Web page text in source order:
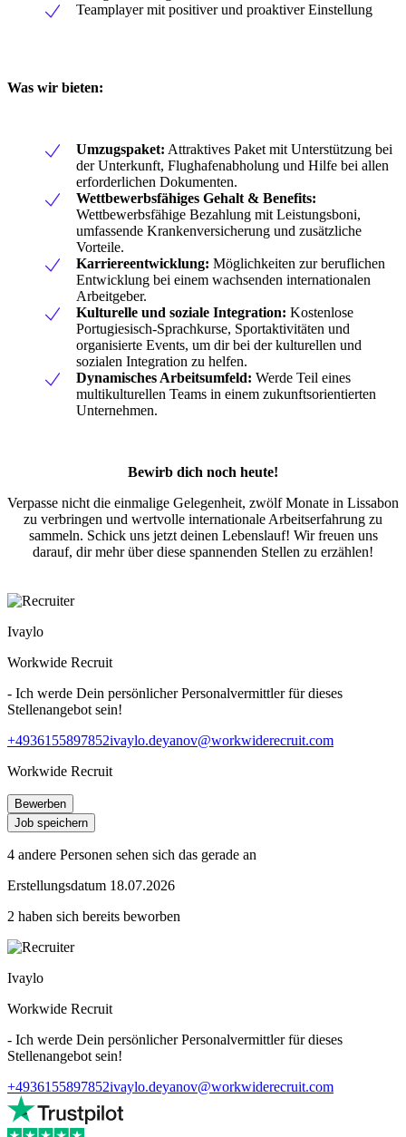
Teamplayer mit positiver und proaktiver Einstellung
Was wir bieten:
Umzugspaket: Attraktives Paket mit Unterstützung bei
der Unterkunft, Flughafenabholung und Hilfe bei allen
erforderlichen Dokumenten.
Wettbewerbsfähiges Gehalt & Benefits:
Wettbewerbsfähige Bezahlung mit Leistungsboni,
umfassende Krankenversicherung und zusätzliche
Vorteile.
Karriereentwicklung: Möglichkeiten zur beruflichen
Entwicklung bei einem wachsenden internationalen
Arbeitgeber.
Kulturelle und soziale Integration: Kostenlose
Portugiesisch-Sprachkurse, Sportaktivitäten und
organisierte Events, um dir bei der kulturellen und
sozialen Integration zu helfen.
Dynamisches Arbeitsumfeld: Werde Teil eines
multikulturellen Teams in einem zukunftsorientierten
Unternehmen.
Bewirb dich noch heute!
Verpasse nicht die einmalige Gelegenheit, zwölf Monate in Lissabon
zu verbringen und wertvolle internationale Arbeitserfahrung zu
sammeln. Schick uns jetzt deinen Lebenslauf! Wir freuen uns
darauf, dir mehr über diese spannenden Stellen zu erzählen!
Ivaylo
Workwide Recruit
- Ich werde Dein persönlicher Personalvermittler für dieses
Stellenangebot sein!
+4936155897852ivaylo.deyanov@workwiderecruit.com
Workwide Recruit
Bewerben
Job speichern
4 andere Personen sehen sich das gerade an
Erstellungsdatum 18.07.2026
2 haben sich bereits beworben
Ivaylo
Workwide Recruit
- Ich werde Dein persönlicher Personalvermittler für dieses
Stellenangebot sein!
+4936155897852ivaylo.deyanov@workwiderecruit.com